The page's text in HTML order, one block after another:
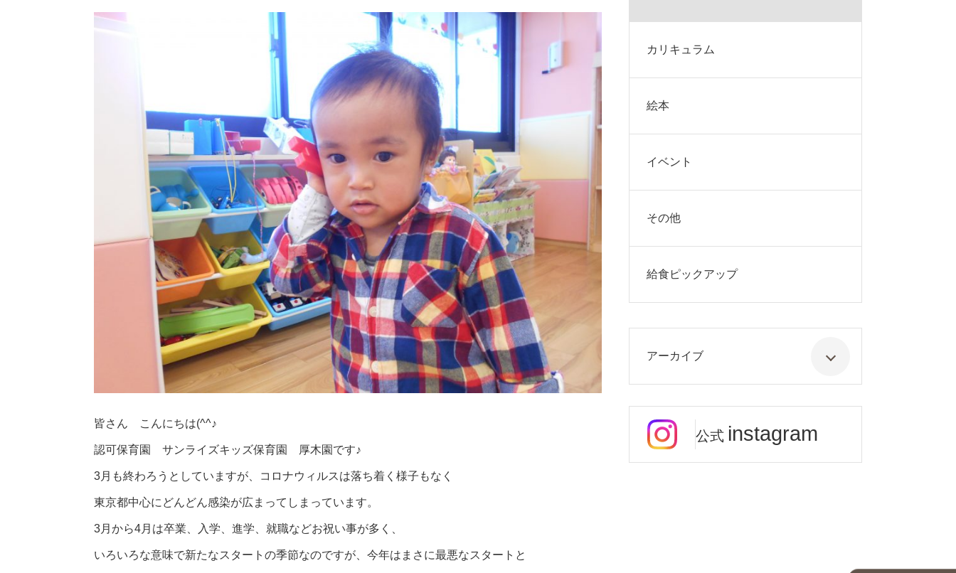
皆さん こんにちは(^^♪
認可保育園 サンライズキッズ保育園 厚木園です♪
3月も終わろうとしていますが、コロナウィルスは落ち着く様子もなく
東京都中心にどんどん感染が広まってしまっています。
3月から4月は卒業、入学、進学、就職などお祝い事が多く、
いろいろな意味で新たなスタートの季節なのですが、今年はまさに最悪なスタートと
カリキュラム
絵本
イベント
その他
給食ピックアップ
アーカイブ
公式 instagram